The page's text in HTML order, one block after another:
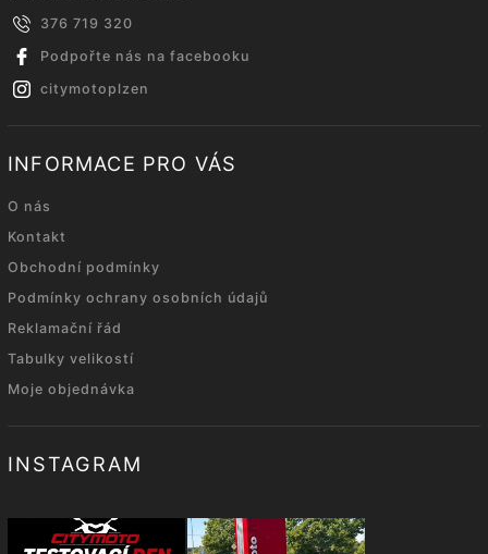
376 719 320
Podpořte nás na facebooku
citymotoplzen
INFORMACE PRO VÁS
O nás
Kontakt
Obchodní podmínky
Podmínky ochrany osobních údajů
Reklamační řád
Tabulky velikostí
Moje objednávka
INSTAGRAM